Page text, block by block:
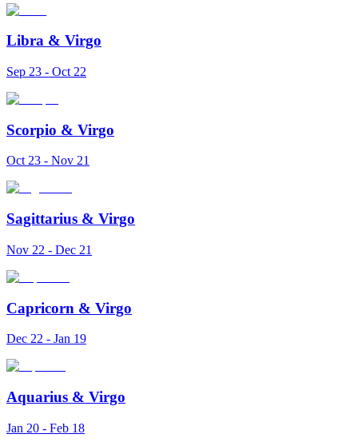
Libra & Virgo
Sep 23 - Oct 22
Scorpio & Virgo
Oct 23 - Nov 21
Sagittarius & Virgo
Nov 22 - Dec 21
Capricorn & Virgo
Dec 22 - Jan 19
Aquarius & Virgo
Jan 20 - Feb 18